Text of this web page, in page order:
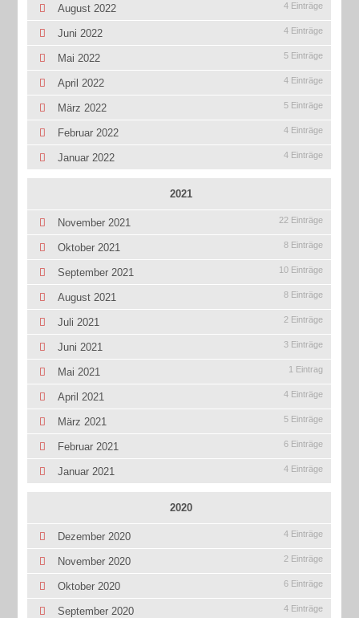
August 2022 4 Einträge
Juni 2022 4 Einträge
Mai 2022 5 Einträge
April 2022 4 Einträge
März 2022 5 Einträge
Februar 2022 4 Einträge
Januar 2022 4 Einträge
2021
November 2021 22 Einträge
Oktober 2021 8 Einträge
September 2021 10 Einträge
August 2021 8 Einträge
Juli 2021 2 Einträge
Juni 2021 3 Einträge
Mai 2021 1 Eintrag
April 2021 4 Einträge
März 2021 5 Einträge
Februar 2021 6 Einträge
Januar 2021 4 Einträge
2020
Dezember 2020 4 Einträge
November 2020 2 Einträge
Oktober 2020 6 Einträge
September 2020 4 Einträge